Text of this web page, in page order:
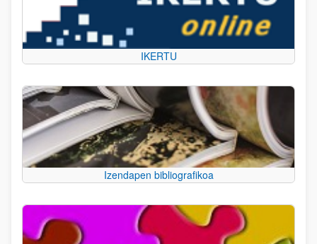
IKERTU
Izendapen bibliografikoa